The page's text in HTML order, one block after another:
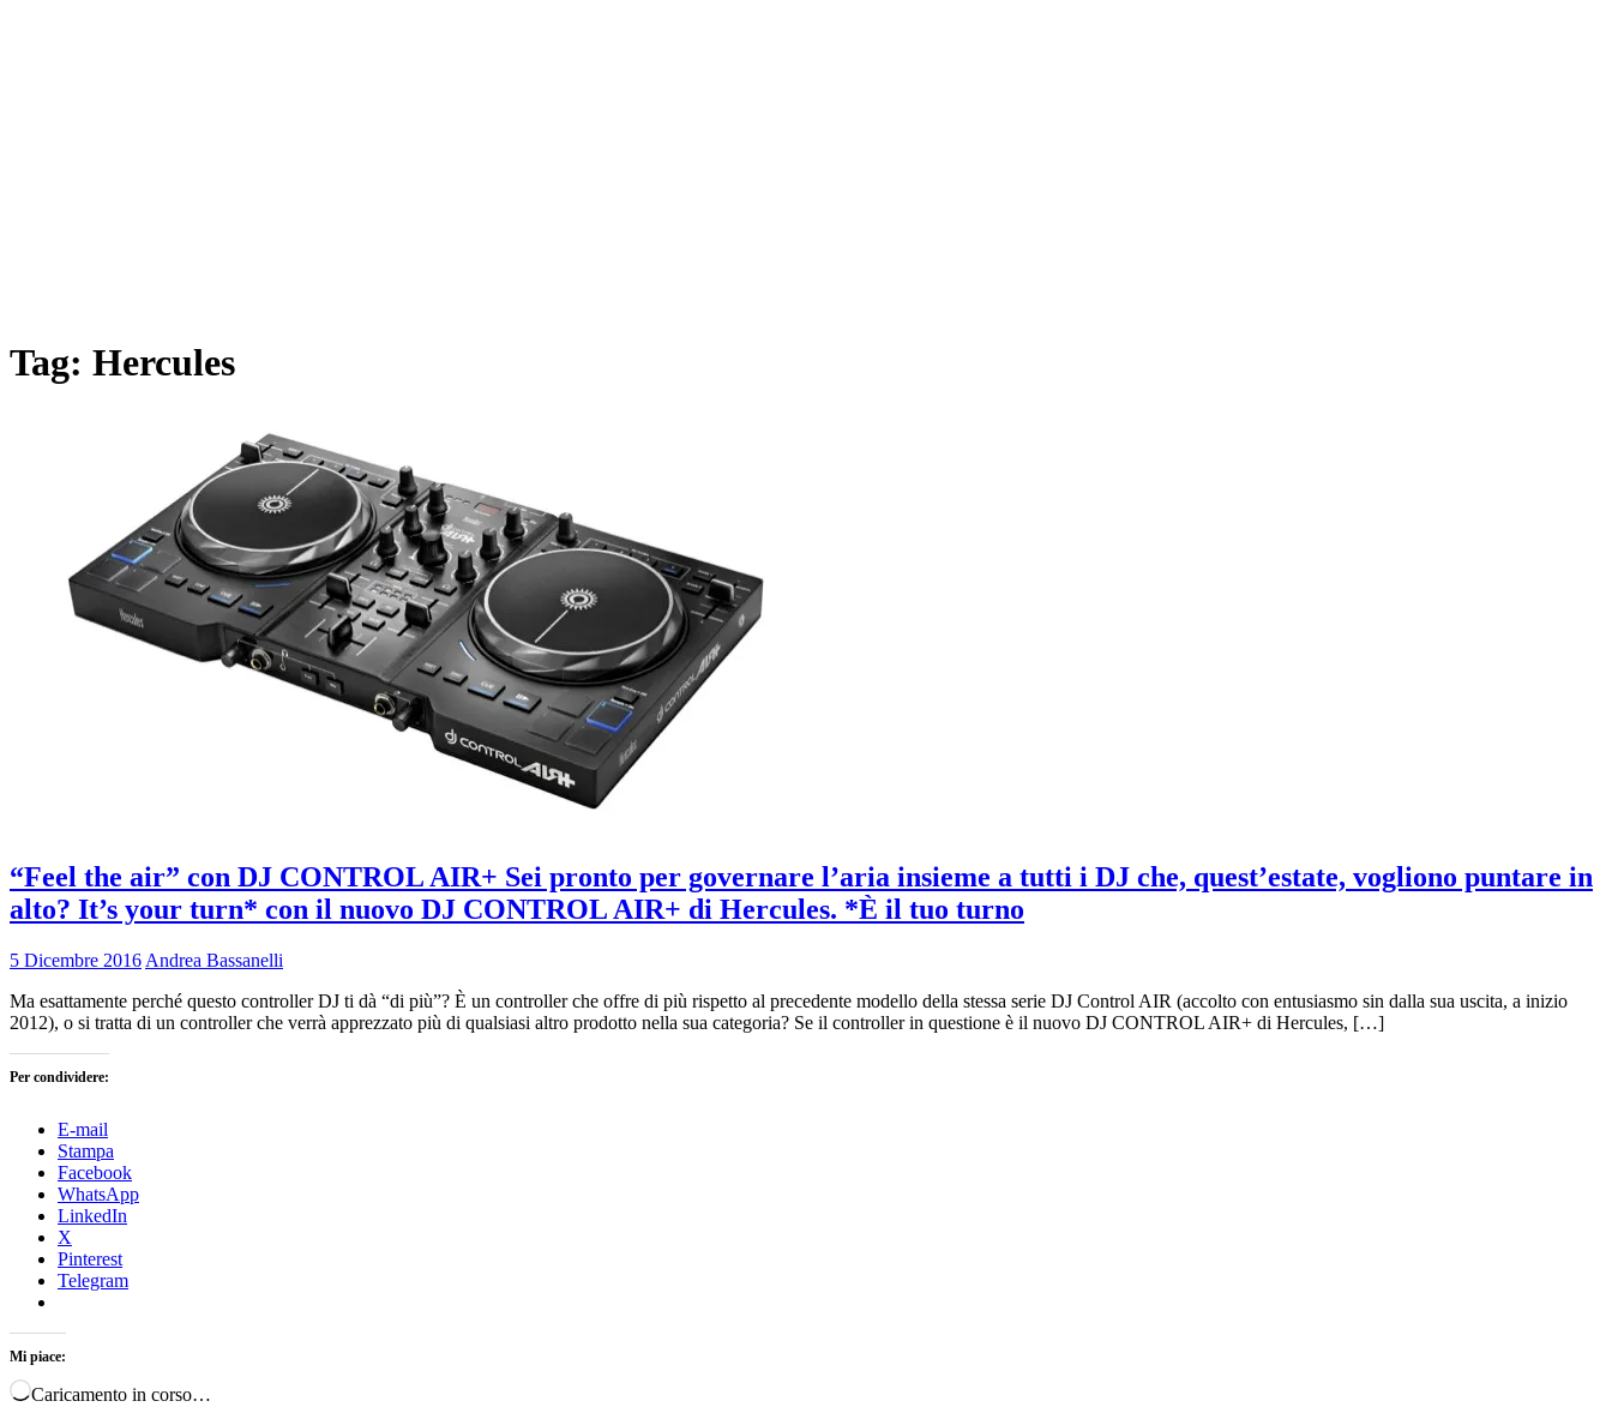
Tag: Hercules
“Feel the air” con DJ CONTROL AIR+ Sei pronto per governare l’aria insieme a tutti i DJ che, quest’estate, vogliono puntare in
alto? It’s your turn* con il nuovo DJ CONTROL AIR+ di Hercules. *È il tuo turno
5 Dicembre 2016 Andrea Bassanelli
Ma esattamente perché questo controller DJ ti dà “di più”? È un controller che offre di più rispetto al precedente modello della stessa serie DJ Control AIR (accolto con entusiasmo sin dalla sua uscita, a inizio
2012), o si tratta di un controller che verrà apprezzato più di qualsiasi altro prodotto nella sua categoria? Se il controller in questione è il nuovo DJ CONTROL AIR+ di Hercules, […]
Per condividere:
E-mail
Stampa
Facebook
WhatsApp
LinkedIn
X
Pinterest
Telegram
Mi piace:
Caricamento in corso…